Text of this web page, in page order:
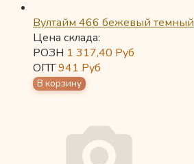
Вултайм 466 бежевый темный
Цена склада:
РОЗН 1 317,40 Руб
ОПТ941 Руб